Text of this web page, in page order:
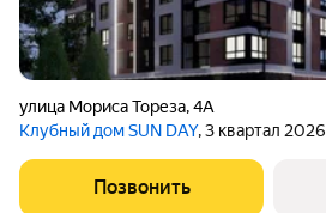
улица Мориса Тореза,4А
Клубный дом SUN DAY, 3 квартал 2026
Позвонить